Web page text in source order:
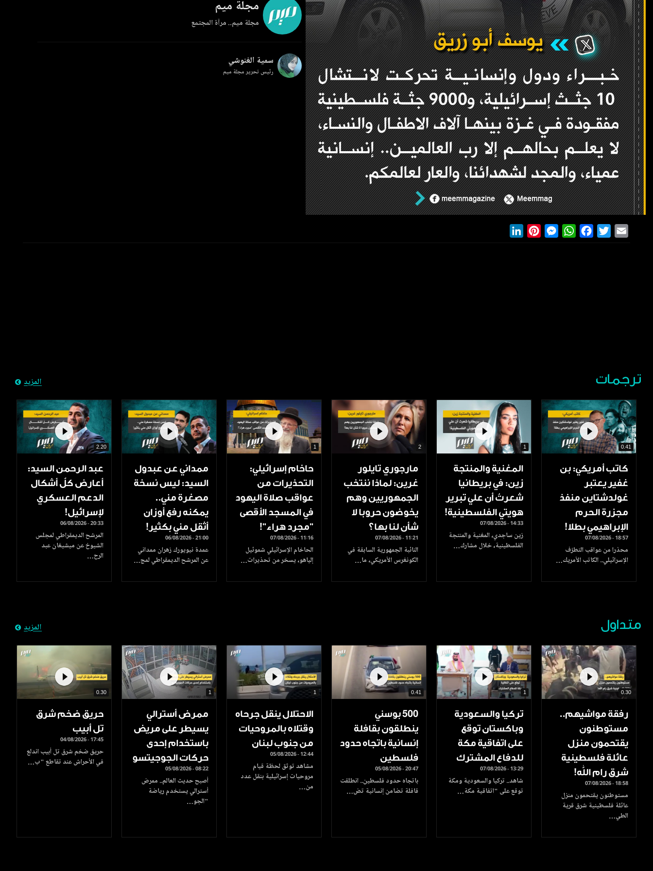
مجلة ميم
مجلة ميم.. مرآة المجتمع
سمية الغنوشي
رئيس تحرير مجلة ميم
LinkedInPinterestMessengerWhatsAppFacebook
Twitter
ترجمات المزيد
0.41
كاتب أمريكي: بن
غفير يعتبر
غولدشتاين منفذ
مجزرة الحرم
الإبراهيمي بطلا!
07/08/2026 - 18:57
محذرا من عواقب التطرّف
الإسرائيلي.. الكاتب الأمريك…
1
المغنية والمنتجة
زين: في بريطانيا
شعرتُ أن علي تبرير
هويتي الفلسطينية!
07/08/2026 - 14:33
زين ساجدي، المغنية والمنتجة
الفلسطينية، خلال مشارك…
2
مارجوري تايلور
غرين: لماذا ننتخب
الجمهوريين وهم
يخوضون حروبا لا
شأن لنا بها؟
07/08/2026 - 11:21
النائبة الجمهورية السابقة في
الكونغرس الأمريكي، ما…
1
حاخام إسرائيلي:
التحذيرات من
عواقب صلاة اليهود
في المسجد الأقصى
"مجرد هراء"!
07/08/2026 - 11:16
الحاخام الإسرائيلي شموئيل
إلياهو، يسخر من تحذيرات…
ممداني عن عبدول
السيد: ليس نسخة
مصغرة مني..
يمكنه رفع أوزان
أثقل مني بكثير!
06/08/2026 - 21:00
عمدة نيويورك زهران ممداني
عن المرشح الديمقراطي لمج…
2.20
عبد الرحمن السيد:
أعارض كلّ أشكال
الدعم العسكري
لإسرائيل!
06/08/2026 - 20:33
المرشح الديمقراطي لمجلس
الشيوخ عن ميشيغان عبد
الرح…
متداول المزيد
0.30
رفقة مواشيهم..
مستوطنون
يقتحمون منزل
عائلة فلسطينية
شرق رام الله!
07/08/2026 - 18:58
مستوطنون يقتحمون منزل
عائلة فلسطينية شرق قرية
الطي…
1
تركيا والسعودية
وباكستان توقع
على اتفاقية مكة
للدفاع المشترك
07/08/2026 - 13:29
شاهد.. تركيا والسعودية ومكة
توقع على "اتفاقية مكة…
0.41
500 بوسني
ينطلقون بقافلة
إنسانية باتجاه حدود
فلسطين
05/08/2026 - 20:47
باتجاه حدود فلسطين.. انطلقت
قافلة تضامن إنسانية تض…
1
الاحتلال ينقل جرحاه
وقتلاه بالمروحيات
من جنوب لبنان
05/08/2026 - 12:44
مشاهد توثق لحظة قيام
مروحيات إسرائيلية بنقل عدد
من…
1
ممرض أسترالي
يسيطر على مريض
باستخدام إحدى
حركات الجوجيتسو
05/08/2026 - 08:22
أصبح حديث العالم.. ممرض
أسترالي يستخدم رياضة
"الجو…
0.30
حريق ضخم شرق
تل أبيب
04/08/2026 - 17:45
حريق ضخم شرق تل أبيب اندلع
في الأحراش عند تقاطع "ب…